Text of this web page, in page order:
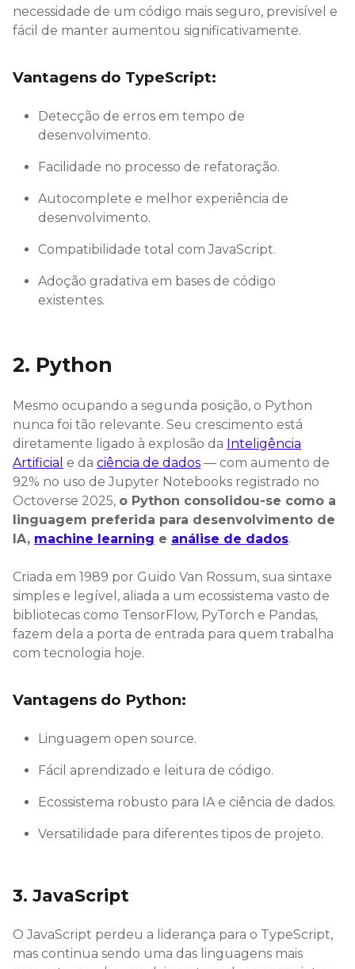
necessidade de um código mais seguro, previsível e
fácil de manter aumentou significativamente.
Vantagens do TypeScript:
Detecção de erros em tempo de
desenvolvimento.
Facilidade no processo de refatoração.
Autocomplete e melhor experiência de
desenvolvimento.
Compatibilidade total com JavaScript.
Adoção gradativa em bases de código
existentes.
2. Python
Mesmo ocupando a segunda posição, o Python
nunca foi tão relevante. Seu crescimento está
diretamente ligado à explosão da Inteligência
Artificial e da ciência de dados — com aumento de
92% no uso de Jupyter Notebooks registrado no
Octoverse 2025, o Python consolidou-se como a
linguagem preferida para desenvolvimento de
IA, machine learning e análise de dados.
Criada em 1989 por Guido Van Rossum, sua sintaxe
simples e legível, aliada a um ecossistema vasto de
bibliotecas como TensorFlow, PyTorch e Pandas,
fazem dela a porta de entrada para quem trabalha
com tecnologia hoje.
Vantagens do Python:
Linguagem open source.
Fácil aprendizado e leitura de código.
Ecossistema robusto para IA e ciência de dados.
Versatilidade para diferentes tipos de projeto.
3. JavaScript
O JavaScript perdeu a liderança para o TypeScript,
mas continua sendo uma das linguagens mais